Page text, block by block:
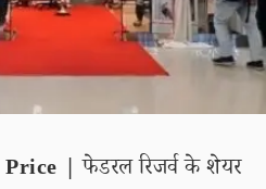
Price | फेडरल रिजर्व के शेयर